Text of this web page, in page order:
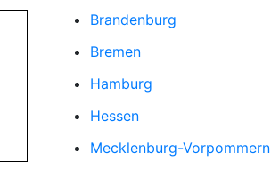
Brandenburg
Bremen
Hamburg
Hessen
Mecklenburg-Vorpommern